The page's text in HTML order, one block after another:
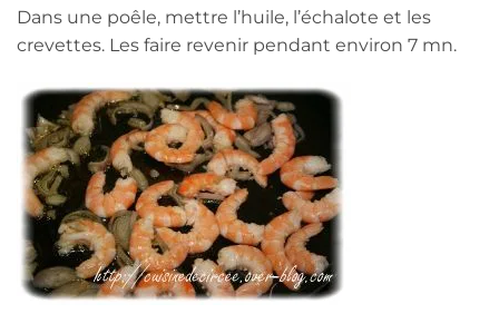
Dans une poêle, mettre l’huile, l’échalote et les
crevettes. Les faire revenir pendant environ 7 mn.